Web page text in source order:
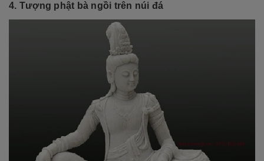
4. Tượng phật bà ngồi trên núi đá